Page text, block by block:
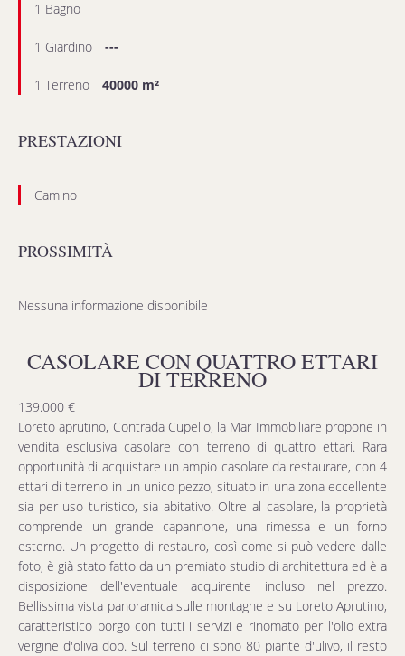
1 Bagno
1 Giardino ---
1 Terreno 40000 m²
PRESTAZIONI
Camino
PROSSIMITÀ
Nessuna informazione disponibile
CASOLARE CON QUATTRO ETTARI
DI TERRENO
139.000 €
Loreto aprutino, Contrada Cupello, la Mar Immobiliare propone in
vendita esclusiva casolare con terreno di quattro ettari. Rara
opportunità di acquistare un ampio casolare da restaurare, con 4
ettari di terreno in un unico pezzo, situato in una zona eccellente
sia per uso turistico, sia abitativo. Oltre al casolare, la proprietà
comprende un grande capannone, una rimessa e un forno
esterno. Un progetto di restauro, così come si può vedere dalle
foto, è già stato fatto da un premiato studio di architettura ed è a
disposizione dell'eventuale acquirente incluso nel prezzo.
Bellissima vista panoramica sulle montagne e su Loreto Aprutino,
caratteristico borgo con tutti i servizi e rinomato per l'olio extra
vergine d'oliva dop. Sul terreno ci sono 80 piante d'ulivo, il resto